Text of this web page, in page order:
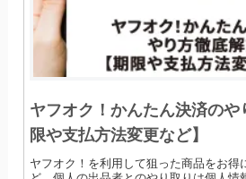
ヤフオク！かんたん決済のや
限や支払方法変更など】
ヤフオク！を利用して狙った商品をお得